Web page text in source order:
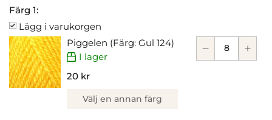
Färg 1:
Lägg i varukorgen
Piggelen (Färg: Gul 124)
I lager
20 kr
Välj en annan färg